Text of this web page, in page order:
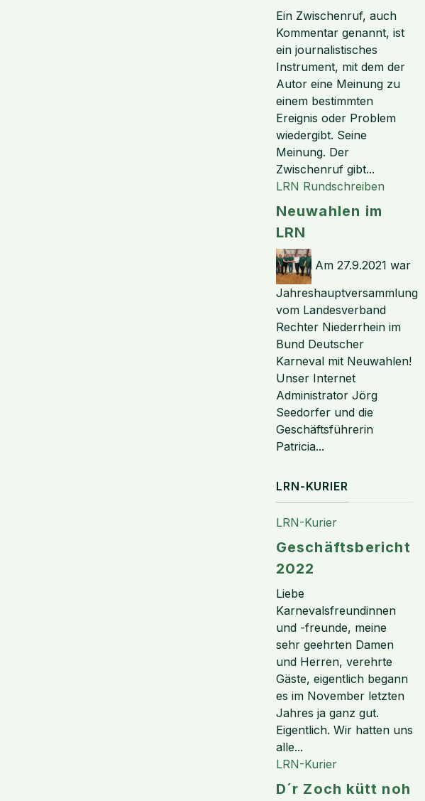
Ein Zwischenruf, auch
Kommentar genannt, ist
ein journalistisches
Instrument, mit dem der
Autor eine Meinung zu
einem bestimmten
Ereignis oder Problem
wiedergibt. Seine
Meinung. Der
Zwischenruf gibt...
LRN Rundschreiben
Neuwahlen im
LRN
Am 27.9.2021 war
Jahreshauptversammlung
vom Landesverband
Rechter Niederrhein im
Bund Deutscher
Karneval mit Neuwahlen!
Unser Internet
Administrator Jörg
Seedorfer und die
Geschäftsführerin
Patricia...
LRN-KURIER
LRN-Kurier
Geschäftsbericht
2022
Liebe
Karnevalsfreundinnen
und -freunde, meine
sehr geehrten Damen
und Herren, verehrte
Gäste, eigentlich begann
es im November letzten
Jahres ja ganz gut.
Eigentlich. Wir hatten uns
alle...
LRN-Kurier
D´r Zoch kütt noh